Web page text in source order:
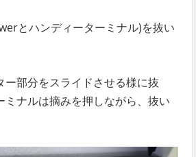
とハンディーターミナル)を抜い
部分をスライドさせる様に抜
ミナルは摘みを押しながら、抜い